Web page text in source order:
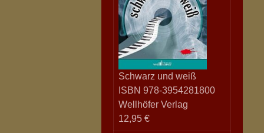
Schwarz und weiß
ISBN 978-3954281800
Wellhöfer Verlag
12,95 €